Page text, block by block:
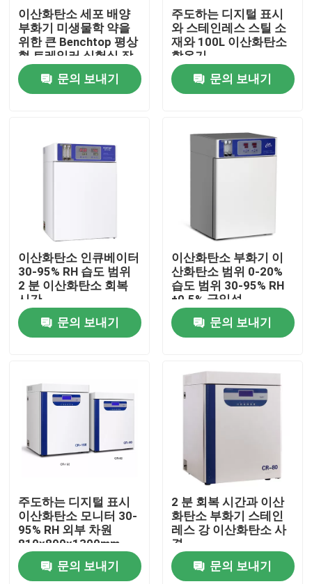
제품 소개
회사 소개
공장 투어
연락처
뉴스
시험소 드라이어 오븐
산업용 건조 오븐
이산화탄소 세포 배양
부화기 미생물학 약을
위한 큰 Benchtop 평상
형 트레일러 실험실 장
비
문의 보내기
주도하는 디지털 표시
와 스테인레스 스틸 소
재와 100L 이산화탄소
항온기
문의 보내기
이산화탄소 인큐베이터
30-95% RH 습도 범위
2 분 이산화탄소 회복
시간
810x890x1300mm 외
부 차원 문의 보내기
이산화탄소 부화기 이
산화탄소 범위 0-20%
습도 범위 30-95% RH
±0.5% 균일성
문의 보내기
주도하는 디지털 표시
이산화탄소 모니터 30-
95% RH 외부 차원
810x890x1300mm
문의 보내기
2 분 회복 시간과 이산
화탄소 부화기 스테인
레스 강 이산화탄소 사
격
문의 보내기